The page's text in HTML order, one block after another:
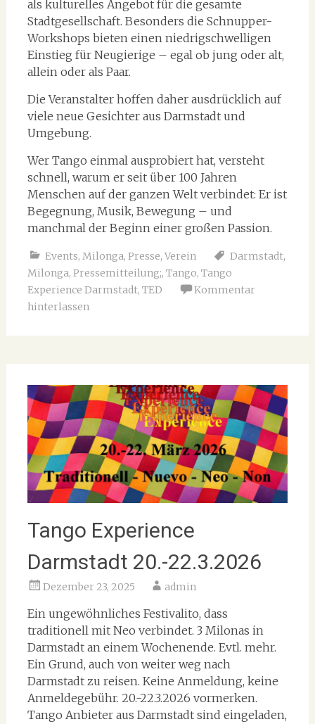
als kulturelles Angebot für die gesamte
Stadtgesellschaft. Besonders die Schnupper-
Workshops bieten einen niedrigschwelligen
Einstieg für Neugierige – egal ob jung oder alt,
allein oder als Paar.
Die Veranstalter hoffen daher ausdrücklich auf
viele neue Gesichter aus Darmstadt und
Umgebung.
Wer Tango einmal ausprobiert hat, versteht
schnell, warum er seit über 100 Jahren
Menschen auf der ganzen Welt verbindet: Er ist
Begegnung, Musik, Bewegung – und
manchmal der Beginn einer großen Passion.
Events, Milonga, Presse, Verein Darmstadt,
Milonga, Pressemitteilung;, Tango, Tango
Experience Darmstadt, TED
Kommentar
hinterlassen
Tango Experience
Darmstadt 20.-22.3.2026
Dezember 23, 2025 admin
Ein ungewöhnliches Festivalito, dass
traditionell mit Neo verbindet. 3 Milonas in
Darmstadt an einem Wochenende. Evtl. mehr.
Ein Grund, auch von weiter weg nach
Darmstadt zu reisen. Keine Anmeldung, keine
Anmeldegebühr. 20.-22.3.2026 vormerken.
Tango Anbieter aus Darmstadt sind eingeladen,